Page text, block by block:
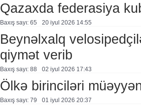
Qazaxda federasiya
Baxış sayı: 65 20 i̇yul 2026 14:55
Beynəlxalq
qiymət verib
Baxış sayı: 88 02 i̇yul 2026 17:43
Ölkə birinciləri
Baxış sayı: 79 01 i̇yul 2026 20:37